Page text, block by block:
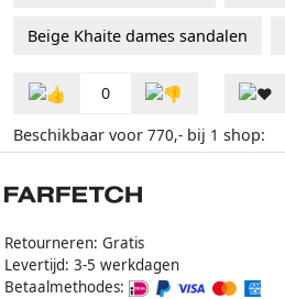
Beige Khaite dames sandalen
0
Beschikbaar voor 770,- bij 1 shop:
Retourneren: Gratis
Levertijd: 3-5 werkdagen
Betaalmethodes: